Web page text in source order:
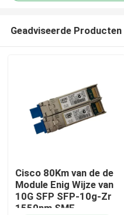
Geadviseerde Producten
Cisco 80Km van de de
Module Enig Wijze van
10G SFP SFP-10g-Zr
1550nm SMF